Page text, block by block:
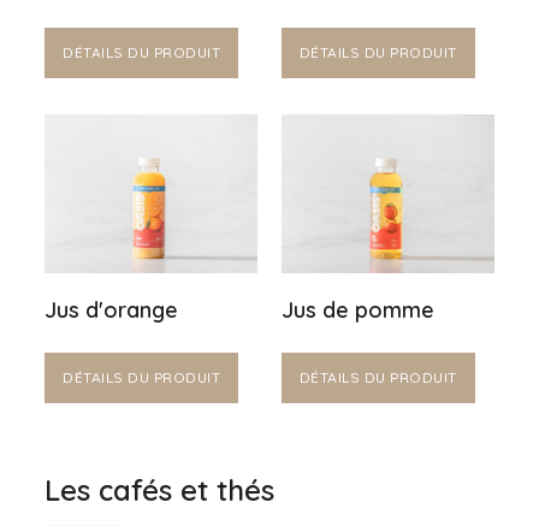
DÉTAILS DU PRODUIT DÉTAILS DU PRODUIT
Jus d'orange
DÉTAILS DU PRODUIT
Jus de pomme
DÉTAILS DU PRODUIT
Les cafés et thés